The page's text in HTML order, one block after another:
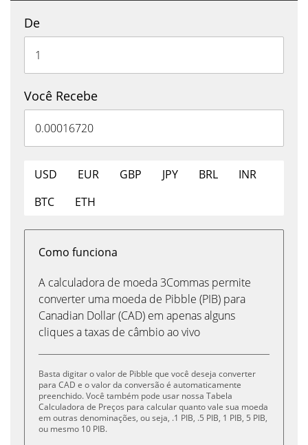
De
Você Recebe
USD EUR GBP JPY BRL
INR
BTC
ETH
Como funciona
A calculadora de moeda 3Commas permite
converter uma moeda de Pibble (PIB) para
Canadian Dollar (CAD) em apenas alguns
cliques a taxas de câmbio ao vivo
Basta digitar o valor de Pibble que você deseja converter
para CAD e o valor da conversão é automaticamente
preenchido. Você também pode usar nossa Tabela
Calculadora de Preços para calcular quanto vale sua moeda
em outras denominações, ou seja, .1 PIB, .5 PIB, 1 PIB, 5 PIB,
ou mesmo 10 PIB.